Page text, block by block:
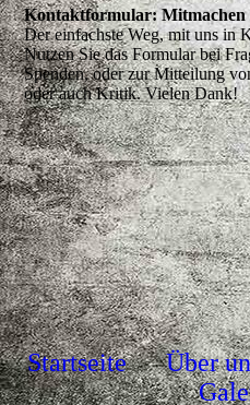
Kontaktformular: Mitmachen
Der einfachste Weg, mit uns in
Nutzen Sie das Formular bei
Spenden, oder zur Mitteilung
oder auch Kritik. Vielen Dank!
Startseite Über